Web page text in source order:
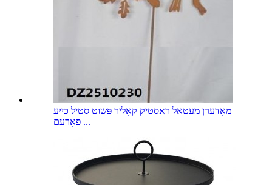
מאָדערן מעטאַל ראַסטיק קאָליר פּשוט סטיל כייַע
פאָרעם ...